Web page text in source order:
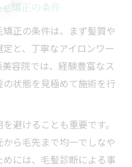
矯正の条件
正の条件は、まず髪質や
と、丁寧なアイロンワー
容院では、経験豊富なス
状態を見極めて施術を行
避けることも重要です。
ら毛先まで均一でしなや
には、毛髪診断による事